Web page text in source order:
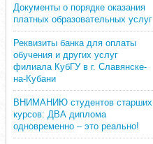
Документы о порядке оказания
платных образовательных услуг
Реквизиты банка для оплаты
обучения и других услуг
филиала КубГУ в г. Славянске-
на-Кубани
ВНИМАНИЮ студентов старших
курсов: ДВА диплома
одновременно – это реально!